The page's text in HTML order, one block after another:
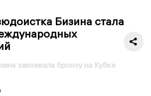
Бизина стала
завоевала бронзу на Кубке